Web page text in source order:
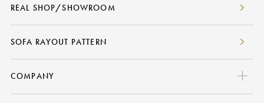
REAL SHOP/SHOWROOM
SOFA RAYOUT PATTERN
COMPANY